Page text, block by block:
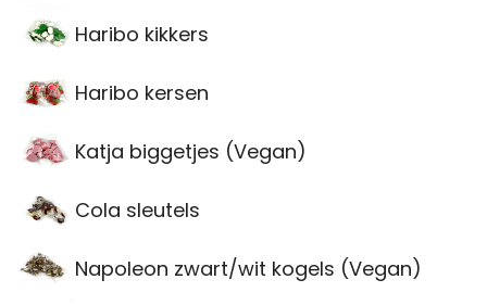
Haribo kikkers
Haribo kersen
Katja biggetjes (Vegan)
Cola sleutels
Napoleon zwart/wit kogels (Vegan)